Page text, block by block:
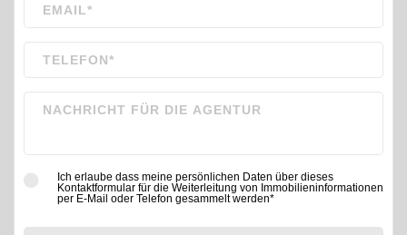
Ich erlaube dass meine persönlichen Daten über dieses
Kontaktformular für die Weiterleitung von Immobilieninformationen
per E-Mail oder Telefon gesammelt werden*